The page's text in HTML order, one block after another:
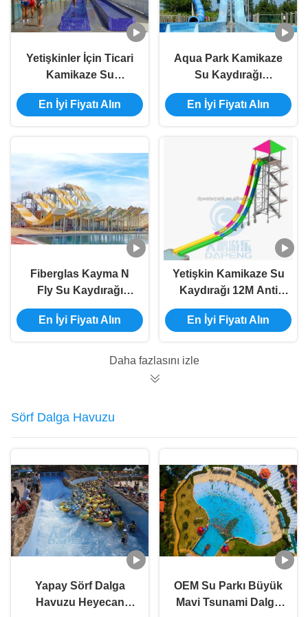
Yetişkinler İçin Ticari
Kamikaze Su
Kaydırağı Fiberglas
10m Yükseklik
En İyi Fiyatı Alın
Aqua Park Kamikaze
Su Kaydırağı
Fiberglas Yüksek Hızlı
Serbest Düşme Su
En İyi Fiyatı Alın
Fiberglas Kayma N
Fly Su Kaydırağı
Rampa Su Parkı İçin
Oksidasyona
En İyi Fiyatı Alın
Yetişkin Kamikaze Su
Kaydırağı 12M Anti
UV Fiberglas Su
Temalı Park Rides
En İyi Fiyatı Alın
Daha fazlasını izle
Sörf Dalga Havuzu
Yapay Sörf Dalga
Havuzu Heyecan
OEM Su Parkı Büyük
Mavi Tsunami Dalga